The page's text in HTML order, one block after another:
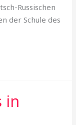
Russischen
der Schule des
in